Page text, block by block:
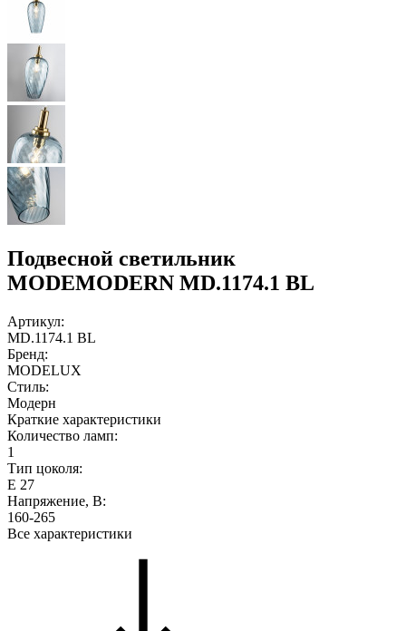
Подвесной светильник
MODEMODERN MD.1174.1 BL
Артикул:
MD.1174.1 BL
Бренд:
MODELUX
Стиль:
Модерн
Краткие характеристики
Количество ламп:
1
Тип цоколя:
Е 27
Напряжение, В:
160-265
Все характеристики